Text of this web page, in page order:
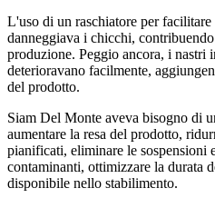
L'uso di un raschiatore per
danneggiava i chicchi,
produzione. Peggio ancora, i nastri
deterioravano facilmente,
del prodotto.
Siam Del Monte aveva bisogno di
aumentare la resa del prodotto,
pianificati, eliminare le sospensioni
contaminanti, ottimizzare la durata
disponibile nello stabilimento.